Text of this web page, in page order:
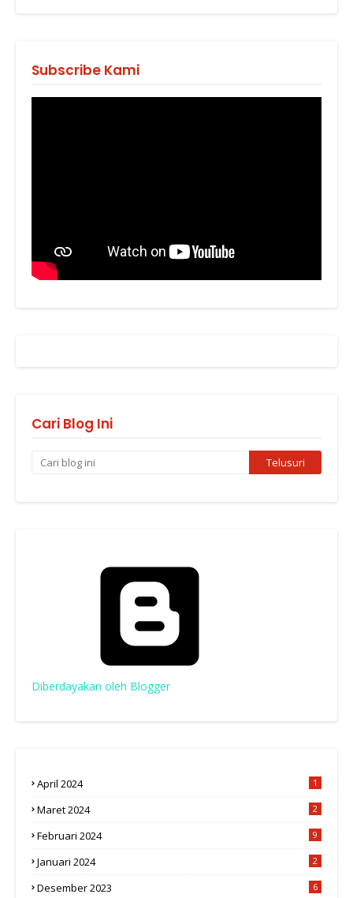
Subscribe Kami
Cari Blog Ini
Diberdayakan oleh Blogger
April 2024 1
Maret 2024 2
Februari 2024 9
Januari 2024 2
Desember 2023 6